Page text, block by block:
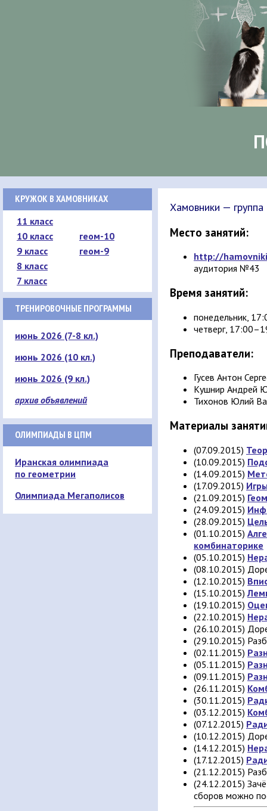
КРУЖОК В ХАМОВНИКАХ
11 класс
10 класс
геом-10
9 класс
геом-9
8 класс
7 класс
ТРЕНИРОВОЧНЫЕ ПРОГРАММЫ
июнь 2026 (7-8 кл.)
июнь 2026 (10 кл.)
июнь 2026 (9 кл.)
архив объявлений
ОЛИМПИАДЫ В ЦПМ
Иранская олимпиада
по геометрии
Олимпиада Мегаполисов
Хамовники —
Место занятий:
http://
аудитория №43
Время занятий:
понедельник,
четверг,
Преподаватели:
Гусев Антон
Кушнир Андрей
Тихонов Юлий
Материалы
(07.09.2015)
(10.09.2015)
(14.09.2015)
(17.09.2015)
(21.09.2015)
(24.09.2015)
(28.09.2015)
(01.10.2015)
комбинаторике
(05.10.2015)
(08.10.2015)
(12.10.2015)
(15.10.2015)
(19.10.2015)
(22.10.2015)
(26.10.2015)
(29.10.2015)
(02.11.2015)
(05.11.2015)
(09.11.2015)
(26.11.2015)
(30.11.2015)
(03.12.2015)
(07.12.2015)
(10.12.2015)
(14.12.2015)
(17.12.2015)
(21.12.2015)
(24.12.2015)
сборов можно